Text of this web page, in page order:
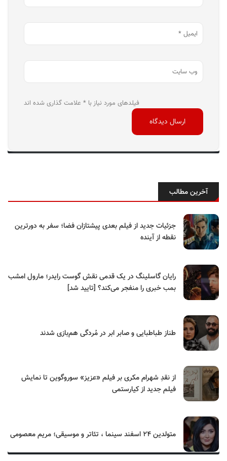
فیلدهای مورد نیاز با * علامت گذاری شده اند
آخرین مطالب
جزئیات جدید از فیلم بعدی پیشتازان فضا؛ سفر به دورترین
نقطه از آینده
رایان گاسلینگ در یک قدمی نقش گوست رایدر؛ مارول امشب
بمب خبری را منفجر می‌کند؟ [تایید شد]
طناز طباطبایی و صابر ابر در مُردگی هم‌بازی شدند
از نقدِ شهرام مکری بر فیلم «عزیز» سوروگوین تا نمایش
فیلم جدید از کیارستمی
متولدین ۲۴ اسفند سینما ، تئاتر و موسیقی؛ مریم معصومی